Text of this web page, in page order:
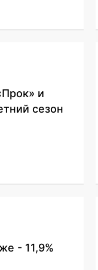
и
сезон
- 11,9%